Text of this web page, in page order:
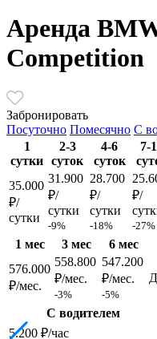
Аренда
Competition
Забронировать
Посуточно Помесячно С
1
сутки
2-3
суток
4-6
суток
7-
35.000
₽/
сутки
31.900
₽/
сутки
-9%
28.700
₽/
сутки
-18%
₽/
-27%
1 мес 3 мес 6 мес
576.000
₽/мес.
558.800
₽/мес.
-3%
547.200
₽/мес.
-5%
С водителем
5.200 ₽/час